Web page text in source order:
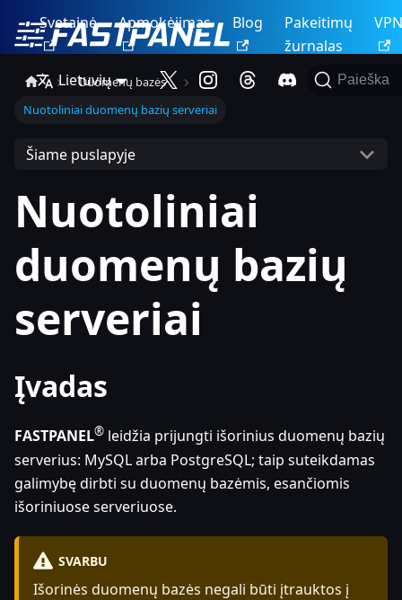
Svetainė Apmokėjimas Blog
Pakeitimų
žurnalas
VPN
Lietuvių Paieška
Duomenų bazės
Nuotoliniai duomenų bazių serveriai
Šiame puslapyje
Nuotoliniai
duomenų bazių
serveriai
Įvadas
FASTPANEL® leidžia prijungti išorinius duomenų bazių
serverius: MySQL arba PostgreSQL; taip suteikdamas
galimybę dirbti su duomenų bazėmis, esančiomis
išoriniuose serveriuose.
SVARBU
Išorinės duomenų bazės negali būti įtrauktos į